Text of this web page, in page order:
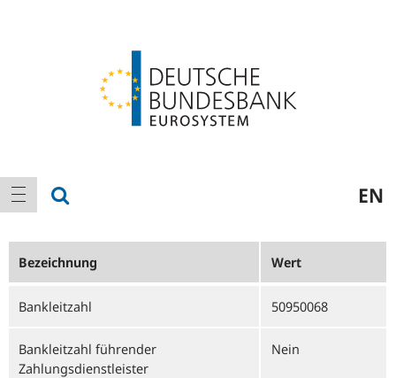
Hauptnavigation
Navigation anzeigen EN
Bezeichnung Wert
Bankleitzahl 50950068
Bankleitzahl führender
Zahlungsdienstleister
Nein